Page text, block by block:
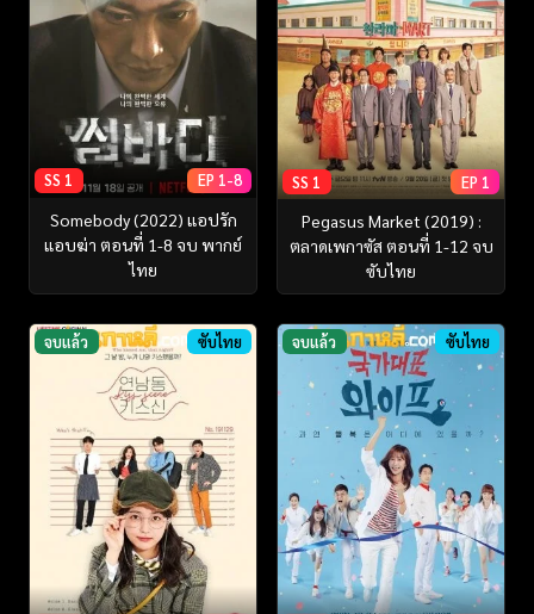
SS 1 EP 1-8
Somebody (2022) แอปรัก
แอบฆ่า ตอนที่ 1-8 จบ พากย์
ไทย
SS 1 EP 1
Pegasus Market (2019) :
ตลาดเพกาซัส ตอนที่ 1-12 จบ
ซับไทย
จบแล้ว ซับไทย จบแล้ว ซับไทย